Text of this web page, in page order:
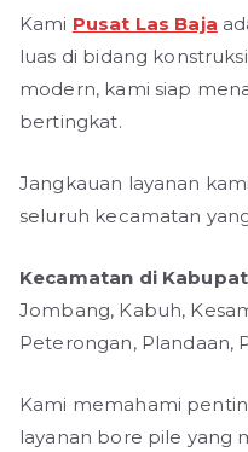
Kami Pusat Las Baja
luas di bidang
modern, kami siap
bertingkat.
Jangkauan layanan
seluruh kecamatan
Kecamatan di
Jombang, Kabuh,
Peterongan, Plandaan,
Kami memahami
layanan bore pile yang